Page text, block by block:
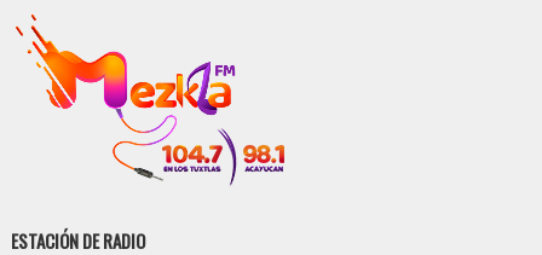
ESTACIÓN DE RADIO